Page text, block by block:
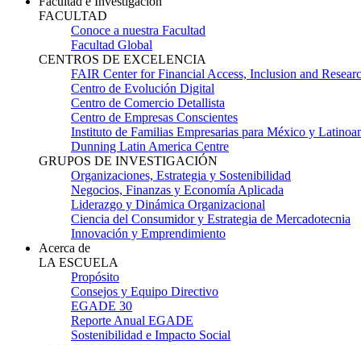
FACULTAD
Conoce a nuestra Facultad
Facultad Global
CENTROS DE EXCELENCIA
FAIR Center for Financial Access, Inclusion and
Centro de Evolución Digital
Centro de Comercio Detallista
Centro de Empresas Conscientes
Instituto de Familias Empresarias para México y
Dunning Latin America Centre
GRUPOS DE INVESTIGACIÓN
Organizaciones, Estrategia y Sostenibilidad
Negocios, Finanzas y Economía Aplicada
Liderazgo y Dinámica Organizacional
Ciencia del Consumidor y Estrategia de Mercadotecnia
Innovación y Emprendimiento
Acerca de
LA ESCUELA
Propósito
Consejos y Equipo Directivo
EGADE 30
Reporte Anual EGADE
Sostenibilidad e Impacto Social